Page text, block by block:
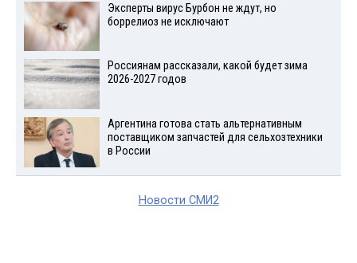
Эксперты вирус Бурбон не ждут, но
боррелиоз не исключают
Россиянам рассказали, какой будет зима
2026-2027 годов
Аргентина готова стать альтернативным
поставщиком запчастей для сельхозтехники
в России
Новости СМИ2